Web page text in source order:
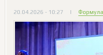
20.04.2026 - 10:27 |